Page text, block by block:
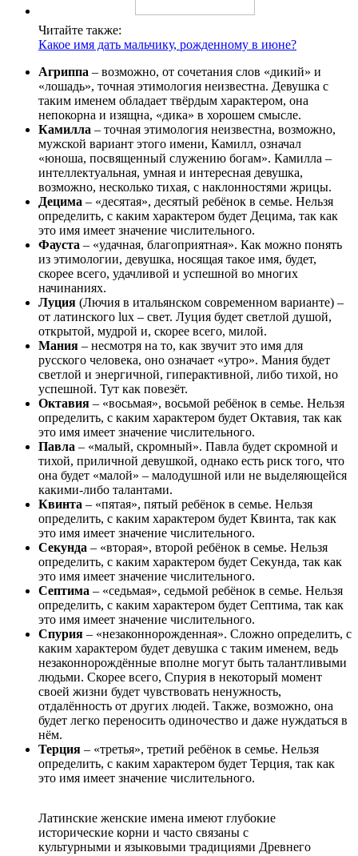
Читайте также:
Какое имя дать мальчику, рожденному в июне?
Агриппа – возможно, от сочетания слов «дикий» и
«лошадь», точная этимология неизвестна. Девушка с
таким именем обладает твёрдым характером, она
непокорна и изящна, «дика» в хорошем смысле.
Камилла – точная этимология неизвестна, возможно,
мужской вариант этого имени, Камилл, означал
«юноша, посвященный служению богам». Камилла –
интеллектуальная, умная и интересная девушка,
возможно, несколько тихая, с наклонностями жрицы.
Децима – «десятая», десятый ребёнок в семье. Нельзя
определить, с каким характером будет Децима, так как
это имя имеет значение числительного.
Фауста – «удачная, благоприятная». Как можно понять
из этимологии, девушка, носящая такое имя, будет,
скорее всего, удачливой и успешной во многих
начинаниях.
Луция (Лючия в итальянском современном варианте) –
от латинского lux – свет. Луция будет светлой душой,
открытой, мудрой и, скорее всего, милой.
Мания – несмотря на то, как звучит это имя для
русского человека, оно означает «утро». Мания будет
светлой и энергичной, гиперактивной, либо тихой, но
успешной. Тут как повезёт.
Октавия – «восьмая», восьмой ребёнок в семье. Нельзя
определить, с каким характером будет Октавия, так как
это имя имеет значение числительного.
Павла – «малый, скромный». Павла будет скромной и
тихой, приличной девушкой, однако есть риск того, что
она будет «малой» – малодушной или не выделяющейся
какими-либо талантами.
Квинта – «пятая», пятый ребёнок в семье. Нельзя
определить, с каким характером будет Квинта, так как
это имя имеет значение числительного.
Секунда – «вторая», второй ребёнок в семье. Нельзя
определить, с каким характером будет Секунда, так как
это имя имеет значение числительного.
Септима – «седьмая», седьмой ребёнок в семье. Нельзя
определить, с каким характером будет Септима, так как
это имя имеет значение числительного.
Спурия – «незаконнорожденная». Сложно определить, с
каким характером будет девушка с таким именем, ведь
незаконнорождённые вполне могут быть талантливыми
людьми. Скорее всего, Спурия в некоторый момент
своей жизни будет чувствовать ненужность,
отдалённость от других людей. Также, возможно, она
будет легко переносить одиночество и даже нуждаться в
нём.
Терция – «третья», третий ребёнок в семье. Нельзя
определить, с каким характером будет Терция, так как
это имя имеет значение числительного.
Латинские женские имена имеют глубокие
исторические корни и часто связаны с
культурными и языковыми традициями Древнего